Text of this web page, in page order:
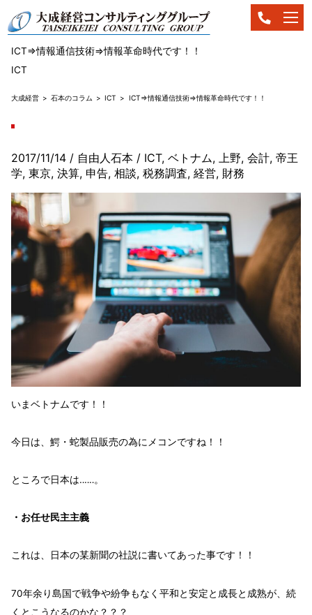
ICT⇒情報通信技術⇒情報革命時代です！！
ICT
大成経営 石本のコラム ICT ICT⇒情報通信技術⇒情報革命時代です！！
2017/11/14 / 自由人石本 / ICT, ベトナム, 上野, 会計, 帝王
学, 東京, 決算, 申告, 相談, 税務調査, 経営, 財務
いまベトナムです！！
今日は、鰐・蛇製品販売の為にメコンですね！！
ところで日本は‥‥‥。
・お任せ民主主義
これは、 日本の某新聞の社説に書いてあった事です！！
70年余り島国で戦争や紛争もなく 平和と安定と成長と成熟が、 続
く とこうなるのかな？？？